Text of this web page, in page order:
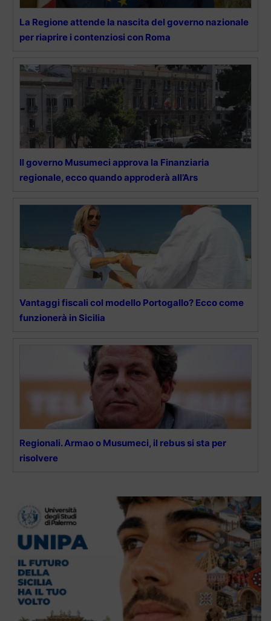
La Regione attende la nascita del governo nazionale
per riaprire i contenziosi con Roma
Il governo Musumeci approva la Finanziaria
regionale, ecco quando approderà all’Ars
Vantaggi fiscali col modello Portogallo? Ecco come
funzionerà in Sicilia
Regionali. Armao o Musumeci, il rebus si sta per
risolvere